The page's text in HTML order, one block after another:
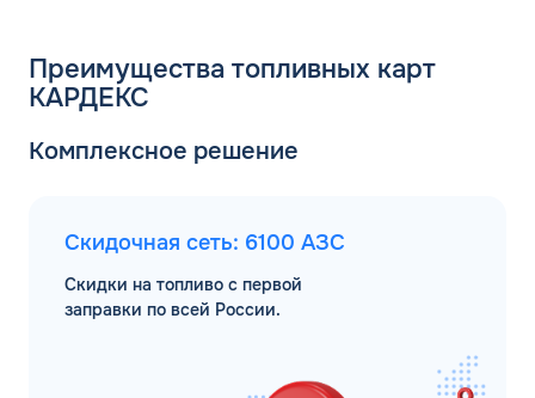
Преимущества топливных карт
КАРДЕКС
Комплексное решение
Скидочная сеть: 6100 АЗС
Скидки на топливо с первой
заправки по всей России.